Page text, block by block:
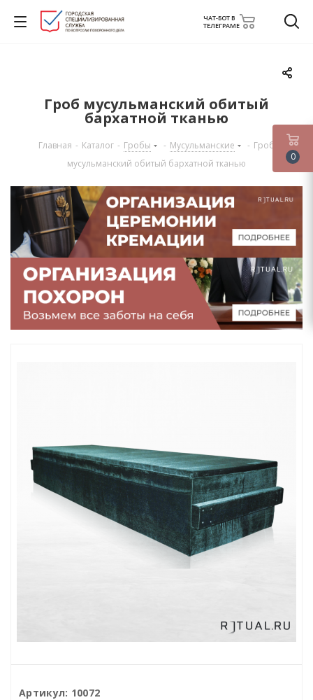
ЧАТ-БОТ В
ТЕЛЕГРАМЕ
Гроб мусульманский обитый
бархатной тканью
Главная - Каталог - Гробы - Мусульманские - Гроб
мусульманский обитый бархатной тканью
Артикул: 10072
0